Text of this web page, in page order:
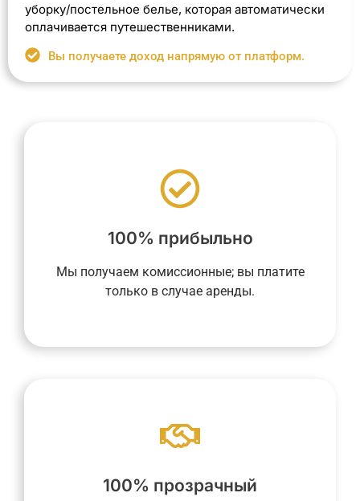
уборку/постельное белье, которая автоматически
оплачивается путешественниками.
Вы получаете доход напрямую от платформ.
100% прибыльно
Мы получаем комиссионные; вы платите
только в случае аренды.
консьерж-услуги YourHostHelper не
предусматривают фиксированных
сборов ни в начале, ни во время, ни по
окончании договора. Наша компенсация
основе дохода от аренды, что
гарантирует вам отсутствие каких-либо
платежей до момента сдачи
100% прозрачный
и выплачивать нам комиссию. Кроме
платежей через специальное приложение.